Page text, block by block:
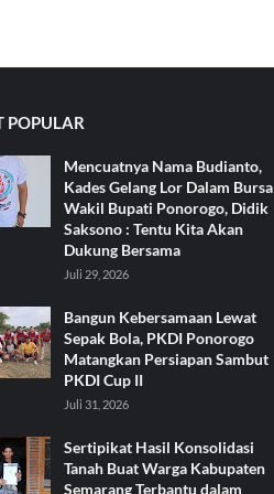
POPULAR
Mencuatnya Nama Budianto,
Kades Gelang Lor Dalam Bursa
Wakil Bupati Ponorogo, Didik
Saksono : Tentu Kita Akan
Dukung Bersama
Juli 29, 2026
Bangun Kebersamaan Lewat
Sepak Bola, PKDI Ponorogo
Matangkan Persiapan Sambut
PKDI Cup II
Juli 31, 2026
Sertipikat Hasil Konsolidasi
Tanah Buat Warga Kabupaten
Semarang Terbantu dalam